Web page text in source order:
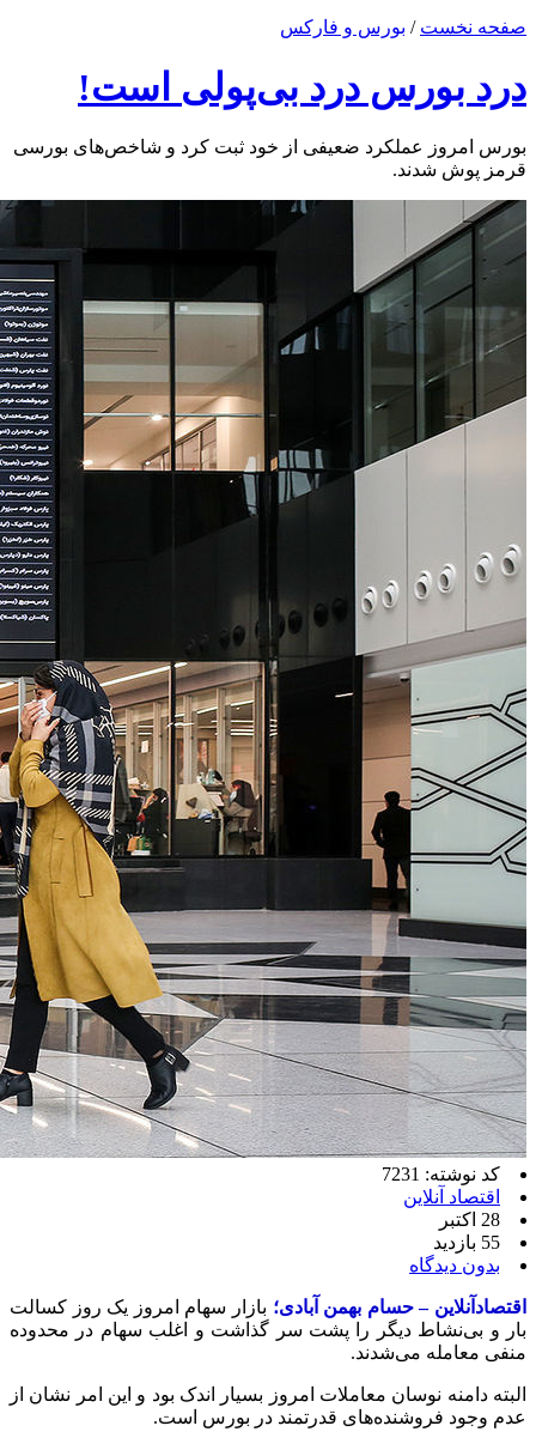
صفحه نخست / بورس و فارکس
درد بورس درد بی‌پولی است!
بورس امروز عملکرد ضعیفی از خود ثبت کرد و شاخص‌های بورسی
قرمز پوش شدند.
کد نوشته: 7231
اقتصاد آنلاین
28 اکتبر
55 بازدید
بدون دیدگاه
اقتصادآنلاین – حسام بهمن آبادی؛ بازار سهام امروز یک روز کسالت
بار و بی‌نشاط دیگر را پشت سر گذاشت و اغلب سهام در محدوده
منفی معامله می‌شدند.
البته دامنه نوسان معاملات امروز بسیار اندک بود و این امر نشان از
عدم وجود فروشنده‌های قدرتمند در بورس است.